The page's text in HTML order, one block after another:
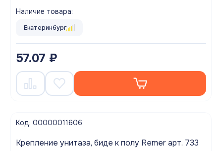
Наличие товара:
Екатеринбург
57.07 ₽
Код: 00000011606
Крепление унитаза, биде к полу Remer арт. 733